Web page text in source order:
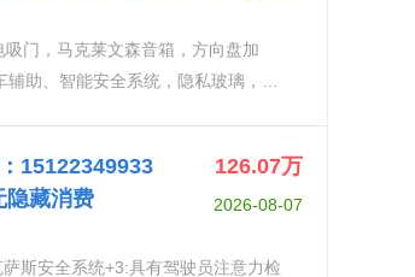
门，马克莱文森音箱，方向盘加
助、智能安全系统，隐私玻璃，
126.07万
2026-08-07
15122349933
隐藏消费
斯安全系统+3:具有驾驶员注意力检